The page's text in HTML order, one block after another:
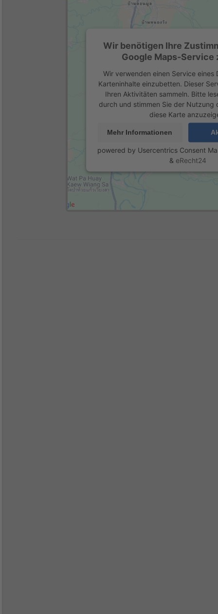
Wir benötigen Ihre
Google Maps-Service
Wir verwenden einen Service eines
Karteninhalte einzubetten. Dieser
Ihren Aktivitäten sammeln. Bitte
durch und stimmen Sie der Nutzung
diese Karte
Mehr Informationen
powered by Usercentrics Consent
& eRecht24